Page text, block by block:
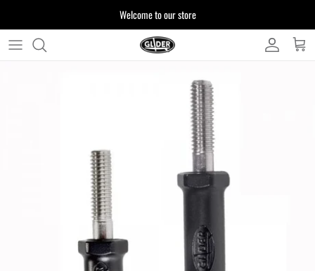
ッ
Welcome to our store
お客様からいただいたご質問をまとめており
注文について 製品について